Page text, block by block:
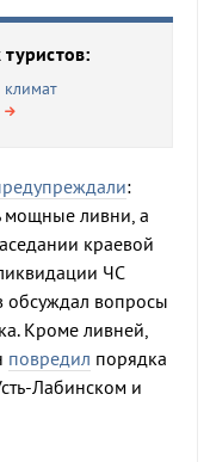
климат
:
мощные ливни, а
краевой
ЧС
обсуждал вопросы
Кроме ливней,
повредил порядка
Лабинском и